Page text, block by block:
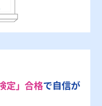
定」合格で自信が